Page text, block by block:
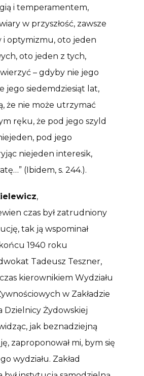
i temperamentem,
w przyszłość, zawsze
optymizmu, oto jeden
oto jeden z tych,
– gdyby nie jego
jego siedemdziesiąt lat,
że nie może utrzymać
ręku, że pod jego szyld
pod jego
niejeden interesik,
(Ibidem, s. 244.).
,
czas był zatrudniony
tak ją wspominał
1940 roku
Tadeusz Teszner,
kierownikiem Wydziału
w Zakładzie
Dzielnicy Żydowskiej
jak beznadziejną
zaproponował mi, bym się
wydziału. Zakład